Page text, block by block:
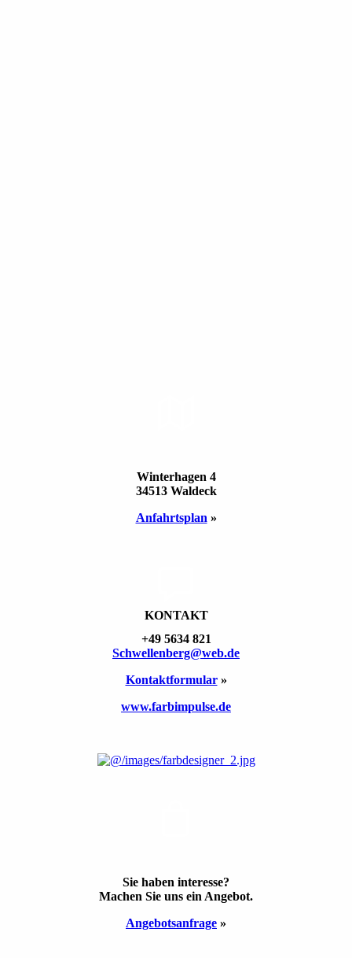
Winterhagen 4
34513 Waldeck
Anfahrts­plan »
KONTAKT
+49 5634 821
Schwellen­berg@web.de
Kontakt­formular»
www.farbimpulse.de
Sie haben inte­resse?
Machen Sie uns ein Ange­bot.
Angebots­anfrage »